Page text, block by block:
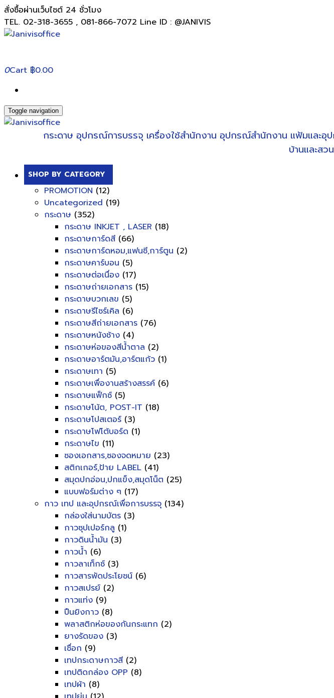
สั่งซื้อผ่านเว็บไซต์ 24 ชั่วโมง
TEL. 02-318-3655 , 081-866-7072 Line ID : @JANIVIS
0Cart ฿0.00
Toggle navigation
กระดาษ อุปกรณ์การบรรจุ เครื่องใช้สำนักงาน อุปกรณ์สำนักงาน แฟ้มและอุ
บ้านและสวน
SHOP BY CATEGORY
PROMOTION (12)
Uncategorized (19)
กระดาษ (352)
กระดาษ INKJET , LASER (18)
กระดาษการ์ดสี (66)
กระดาษการ์ดหอม,แฟนซี,การ์ตูน (2)
กระดาษคาร์บอน (5)
กระดาษต่อเนื่อง (17)
กระดาษถ่ายเอกสาร (15)
กระดาษบวกเลข (5)
กระดาษรีไซร์เคิล (6)
กระดาษสีถ่ายเอกสาร (76)
กระดาษหนังช้าง (4)
กระดาษห่อของสีน้ำตาล (2)
กระดาษอาร์ตมัน,อาร์ตแก้ว (1)
กระดาษเทา (5)
กระดาษเพื่องานสร้างสรรค์ (6)
กระดาษแฟ็กซ์ (5)
กระดาษโน้ต, POST-IT (18)
กระดาษโปสเตอร์ (3)
กระดาษโฟโต้บอร์ด (1)
กระดาษไข (11)
ซองเอกสาร,ซองจดหมาย (23)
สติกเกอร์,ป้าย LABEL (41)
สมุดปกอ่อน,ปกแข็ง,สมุดโน็ต (25)
แบบฟอร์มต่าง ๆ (17)
กาว เทป และอุปกรณ์เพื่อการบรรจุ (134)
กล่องใส่นามบัตร (3)
กาวซุปเปอร์กลู (1)
กาวดินน้ำมัน (3)
กาวน้ำ (6)
กาวลาเท็กซ์ (3)
กาวสารพัดประโยชน์ (6)
กาวสเปรย์ (2)
กาวแท่ง (9)
ปืนยิงกาว (8)
พลาสติกห่อของกันกระแทก (2)
ยางรัดของ (3)
เชื่อก (9)
เทปกระดาษกาวสี (2)
เทปติดกล่อง OPP (8)
เทปผ้า (8)